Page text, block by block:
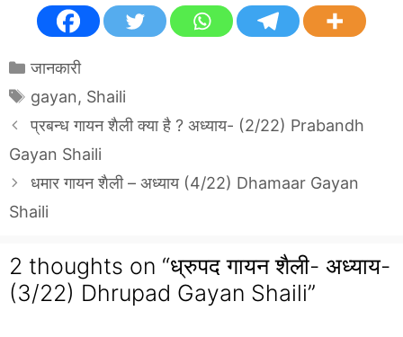
Categories
जानकारी
Tags
gayan, Shaili
प्रबन्ध गायन शैली क्या है ? अध्याय- (2/22) Prabandh
Gayan Shaili
धमार गायन शैली – अध्याय (4/22) Dhamaar Gayan
Shaili
2 thoughts on “ध्रुपद गायन शैली- अध्याय-
(3/22) Dhrupad Gayan Shaili”